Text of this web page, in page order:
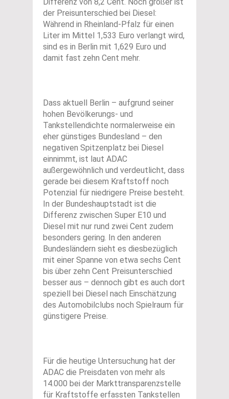
der Preisunterschied bei Diesel:
Während in Rheinland-Pfalz für einen
Liter im Mittel 1,533 Euro verlangt wird,
sind es in Berlin mit 1,629 Euro und
damit fast zehn Cent mehr.
Dass aktuell Berlin – aufgrund seiner
hohen Bevölkerungs- und
Tankstellendichte normalerweise ein
eher günstiges Bundesland – den
negativen Spitzenplatz bei Diesel
einnimmt, ist laut ADAC
außergewöhnlich und verdeutlicht, dass
gerade bei diesem Kraftstoff noch
Potenzial für niedrigere Preise besteht.
In der Bundeshauptstadt ist die
Differenz zwischen Super E10 und
Diesel mit nur rund zwei Cent zudem
besonders gering. In den anderen
Bundesländern sieht es diesbezüglich
mit einer Spanne von etwa sechs Cent
bis über zehn Cent Preisunterschied
besser aus – dennoch gibt es auch dort
speziell bei Diesel nach Einschätzung
des Automobilclubs noch Spielraum für
günstigere Preise.
Für die heutige Untersuchung hat der
ADAC die Preisdaten von mehr als
14.000 bei der Markttransparenzstelle
für Kraftstoffe erfassten Tankstellen